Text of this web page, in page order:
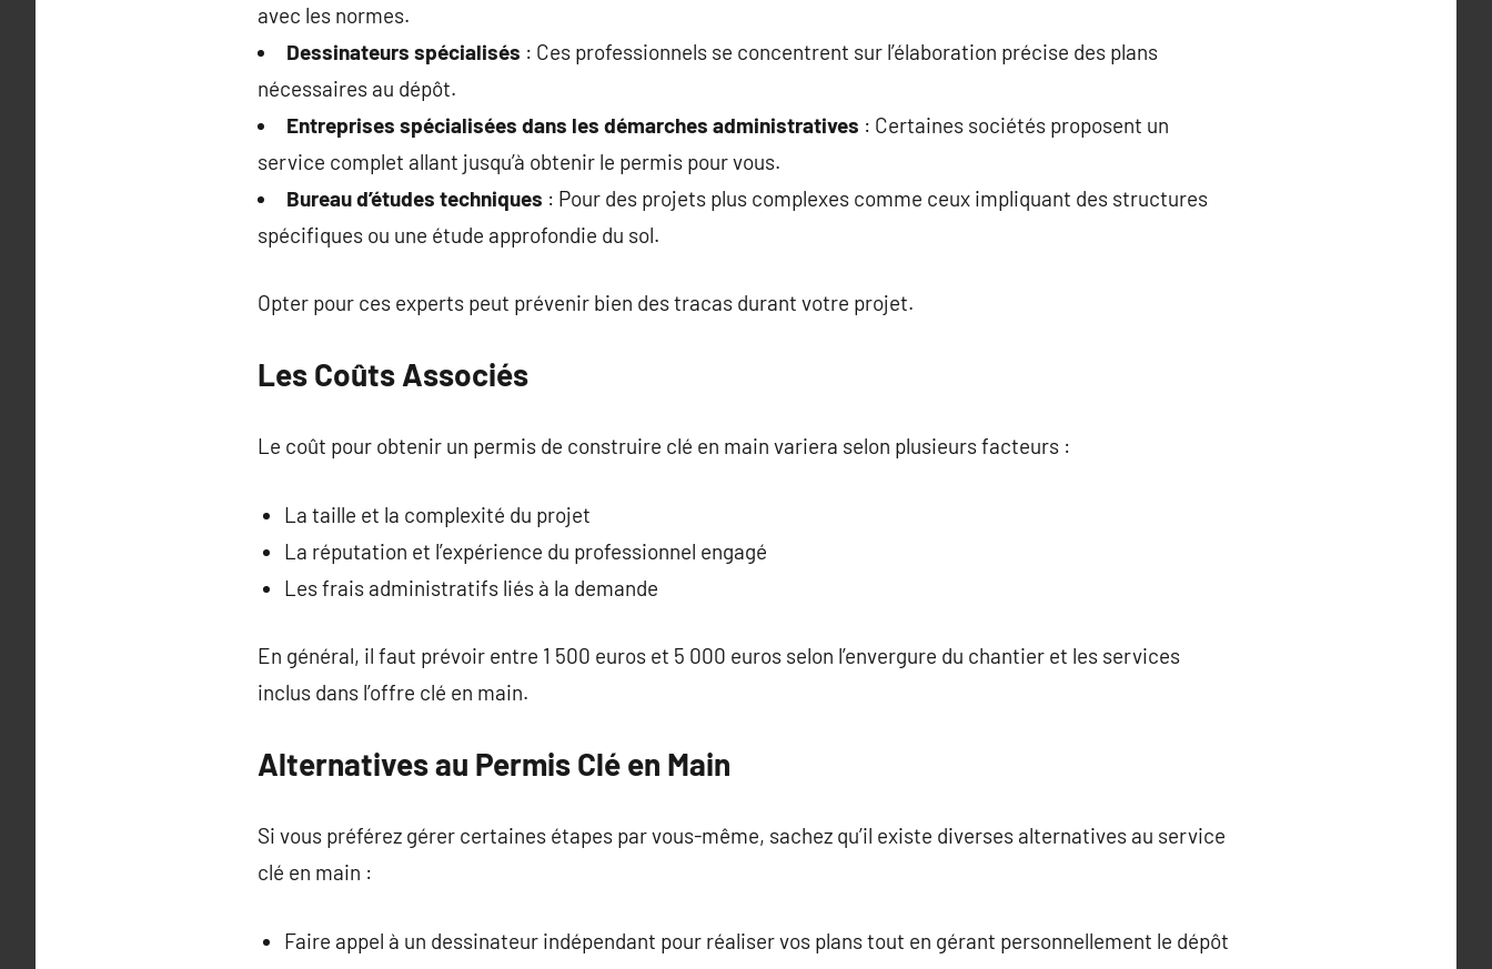
avec les normes.
Dessinateurs spécialisés : Ces professionnels se concentrent sur l’élaboration précise des plans
nécessaires au dépôt.
Entreprises spécialisées dans les démarches administratives : Certaines sociétés proposent un
service complet allant jusqu’à obtenir le permis pour vous.
Bureau d’études techniques : Pour des projets plus complexes comme ceux impliquant des structures
spécifiques ou une étude approfondie du sol.
Opter pour ces experts peut prévenir bien des tracas durant votre projet.
Les Coûts Associés
Le coût pour obtenir un permis de construire clé en main variera selon plusieurs facteurs :
La taille et la complexité du projet
La réputation et l’expérience du professionnel engagé
Les frais administratifs liés à la demande
En général, il faut prévoir entre 1 500 euros et 5 000 euros selon l’envergure du chantier et les services
inclus dans l’offre clé en main.
Alternatives au Permis Clé en Main
Si vous préférez gérer certaines étapes par vous-même, sachez qu’il existe diverses alternatives au service
clé en main :
Faire appel à un dessinateur indépendant pour réaliser vos plans tout en gérant personnellement le dépôt